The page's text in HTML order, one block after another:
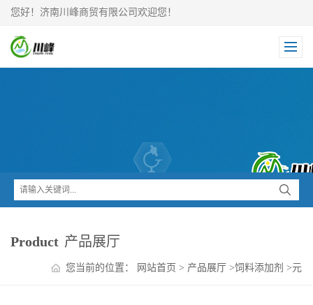
您好！济南川峰商贸有限公司欢迎您！
Product 产品展厅
您当前的位置： 网站首页 > 产品展厅 >饲料添加剂 >元